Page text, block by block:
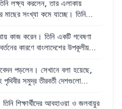
ব্যাপক জ্বালানি ব্যবহার এবং
এর প্রধান কারণ।
লক্ষ্য করলেন, তার এলাকায়
মাছের সংখ্যা কমে যাচ্ছে। তিনি
ক্ষতিগ্রস্ত করছে । এই
করছে।
কাজ করেন । তিনি একটি গবেষণা
কারণে বাংলাদেশের উপকূলীয়
রোগের বিস্তার লক্ষণীয়ভাবে বৃদ্ধি
যে, দেশের বিভিন্ন স্থানে কৃষিজ
পড়লেন । সেখানে বলা হয়েছে,
পৃথিবীর সমুদ্র তীরবর্তী দেশগুলো
কিছু গ্যাসের অতিরিক্ত সঞ্চারণকে
তিনি শিক্ষার্থীদের আবহাওয়া ও জলবায়ুর